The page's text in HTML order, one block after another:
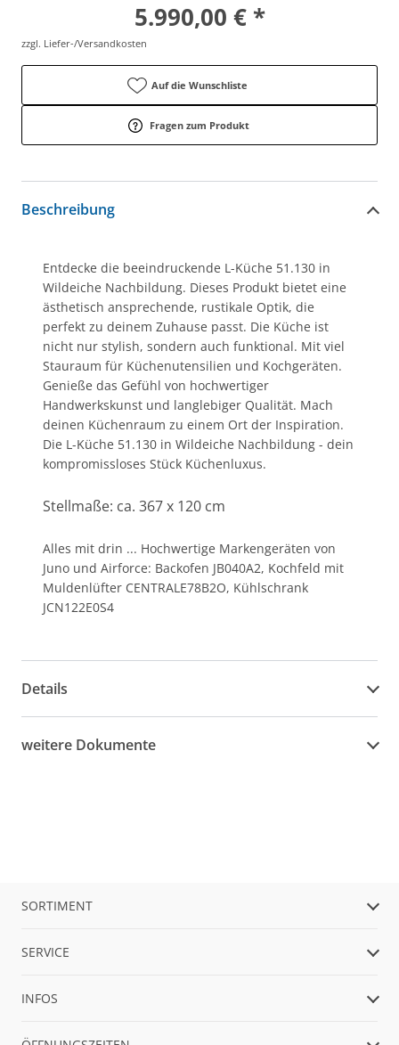
5.990,00 € *
zzgl. Liefer-/Versandkosten
Auf die Wunschliste
Fragen zum Produkt
Beschreibung
Entdecke die beeindruckende L-Küche 51.130 in
Wildeiche Nachbildung. Dieses Produkt bietet eine
ästhetisch ansprechende, rustikale Optik, die
perfekt zu deinem Zuhause passt. Die Küche ist
nicht nur stylish, sondern auch funktional. Mit viel
Stauraum für Küchenutensilien und Kochgeräten.
Genieße das Gefühl von hochwertiger
Handwerkskunst und langlebiger Qualität. Mach
deinen Küchenraum zu einem Ort der Inspiration.
Die L-Küche 51.130 in Wildeiche Nachbildung - dein
kompromissloses Stück Küchenluxus.
Stellmaße: ca. 367 x 120 cm
Alles mit drin ... Hochwertige Markengeräten von
Juno und Airforce: Backofen JB040A2, Kochfeld mit
Muldenlüfter CENTRALE78B2O, Kühlschrank
JCN122E0S4
Details
weitere Dokumente
SORTIMENT
SERVICE
INFOS